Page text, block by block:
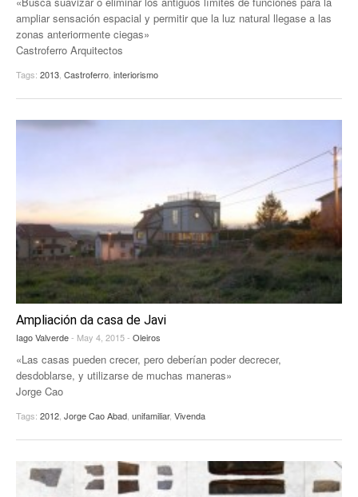
ampliar sensación espacial y permitir que la luz natural llegase a las
zonas anteriormente ciegas»
Castroferro Arquitectos
Tags: 2013 Castroferro interiorismo
Ampliación da casa de Javi
Iago Valverde- May 4, 2015 - Oleiros
«Las casas pueden crecer, pero deberían poder decrecer,
desdoblarse, y utilizarse de muchas maneras»
Jorge Cao
Tags: 2012, Jorge Cao Abad, unifamiliar, Vivenda